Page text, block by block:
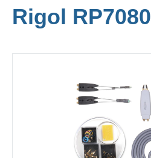
Rigol RP7080